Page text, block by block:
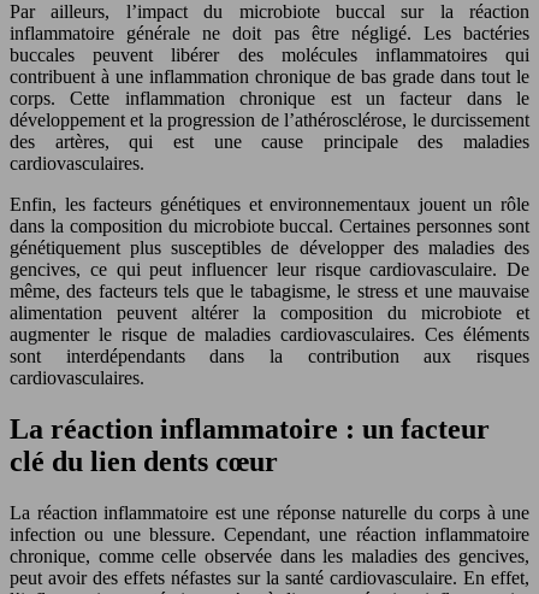
Par ailleurs, l’impact du microbiote buccal sur la réaction
inflammatoire générale ne doit pas être négligé. Les bactéries
buccales peuvent libérer des molécules inflammatoires qui
contribuent à une inflammation chronique de bas grade dans tout le
corps. Cette inflammation chronique est un facteur dans le
développement et la progression de l’athérosclérose, le durcissement
des artères, qui est une cause principale des maladies
cardiovasculaires.
Enfin, les facteurs génétiques et environnementaux jouent un rôle
dans la composition du microbiote buccal. Certaines personnes sont
génétiquement plus susceptibles de développer des maladies des
gencives, ce qui peut influencer leur risque cardiovasculaire. De
même, des facteurs tels que le tabagisme, le stress et une mauvaise
alimentation peuvent altérer la composition du microbiote et
augmenter le risque de maladies cardiovasculaires. Ces éléments
sont interdépendants dans la contribution aux risques
cardiovasculaires.
La réaction inflammatoire : un facteur
clé du lien dents cœur
La réaction inflammatoire est une réponse naturelle du corps à une
infection ou une blessure. Cependant, une réaction inflammatoire
chronique, comme celle observée dans les maladies des gencives,
peut avoir des effets néfastes sur la santé cardiovasculaire. En effet,